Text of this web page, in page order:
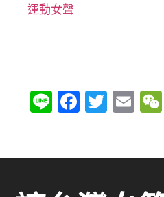
運動女聲
Li F
e
b
T
er
E
l